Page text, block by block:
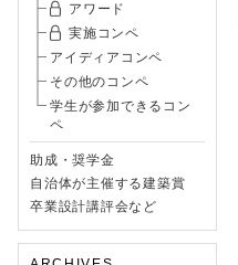
アワード
実施コンペ
アイディアコンペ
その他のコンペ
学生が参加できるコン
ペ
助成・奨学金
自治体が主催する建築賞
卒業設計講評会など